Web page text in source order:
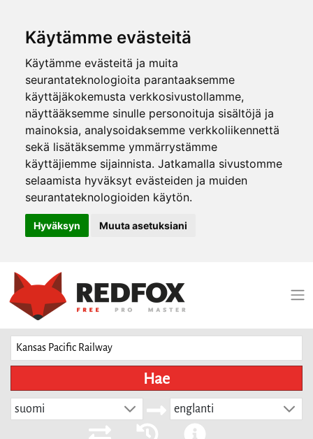
Käytämme evästeitä
Käytämme evästeitä ja muita
seurantateknologioita parantaaksemme
käyttäjäkokemusta verkkosivustollamme,
näyttääksemme sinulle personoituja sisältöjä ja
mainoksia, analysoidaksemme verkkoliikennettä
sekä lisätäksemme ymmärrystämme
käyttäjiemme sijainnista. Jatkamalla sivustomme
selaamista hyväksyt evästeiden ja muiden
seurantateknologioiden käytön.
Hyväksyn Muuta asetuksiani
Hae
suomi englanti